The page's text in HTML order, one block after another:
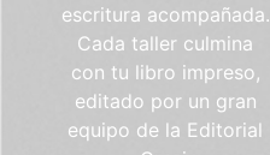
escritura acompañada.
Cada taller culmina
con tu libro impreso,
editado por un gran
equipo de la Editorial